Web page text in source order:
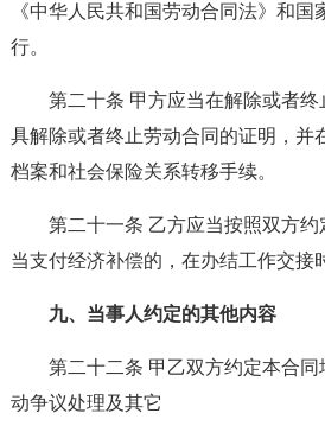
《中华人民共和国劳动合同法》和国
行。
第二十条 甲方应当在解除或者
具解除或者终止劳动合同的证明，并
档案和社会保险关系转移手续。
第二十一条 乙方应当按照双方
当支付经济补偿的，在办结工作交接
九、当事人约定的其他内容
第二十二条 甲乙双方约定本合
动争议处理及其它